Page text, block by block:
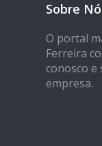
Sobre
O portal
Ferreira
conosco e
empresa.